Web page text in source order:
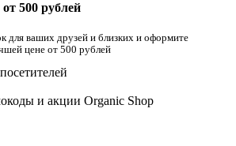
500 рублей
для ваших друзей и близких и оформите
цене от 500 рублей